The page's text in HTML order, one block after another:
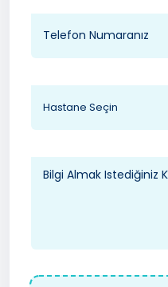
Hastane Seçin